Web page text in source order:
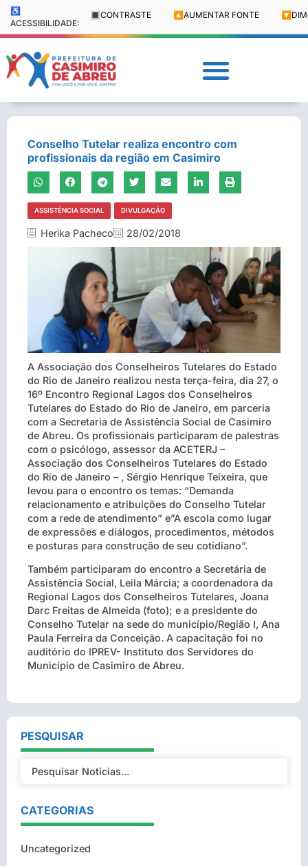
♿
ACESSIBILIDADE:
🔳 CONTRASTE 🔼 AUMENTAR FONTE 🔽
Conselho Tutelar realiza encontro com
profissionais da região em Casimiro
ASSISTÊNCIA SOCIAL DIVULGAÇÃO
Herika Pacheco 28/02/2018
A Associação dos Conselheiros Tutelares do Estado
do Rio de Janeiro realizou nesta terça-feira, dia 27, o
16º Encontro Regional Lagos dos Conselheiros
Tutelares do Estado do Rio de Janeiro, em parceria
com a Secretaria de Assistência Social de Casimiro
de Abreu. Os profissionais participaram de palestras
com o psicólogo, assessor da ACETERJ –
Associação dos Conselheiros Tutelares do Estado
do Rio de Janeiro – , Sérgio Henrique Teixeira, que
levou para o encontro os temas: “Demanda
relacionamento e atribuições do Conselho Tutelar
com a rede de atendimento” e”A escola como lugar
de expressões e diálogos, procedimentos, métodos
e posturas para construção de seu cotidiano”.
Também participaram do encontro a Secretária de
Assistência Social, Leila Márcia; a coordenadora da
Regional Lagos dos Conselheiros Tutelares, Joana
Darc Freitas de Almeida (foto); e a presidente do
Conselho Tutelar na sede do município/Região I, Ana
Paula Ferreira da Conceição. A capacitação foi no
auditório do IPREV- Instituto dos Servidores do
Município de Casimiro de Abreu.
PESQUISAR
CATEGORIAS
Uncategorized